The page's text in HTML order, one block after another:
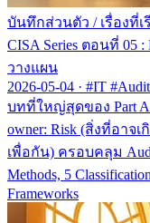
บันทึกส่วนตัว / เรื่องที่
CISA Series ตอนที่ 05
วางแผน
2026-05-04 · #IT
บทที่ใหญ่สุดของ Part
owner: Risk (สิ่งที่อาจ
เพื่อกัน) ครอบคลุม
Methods, 5
Frameworks